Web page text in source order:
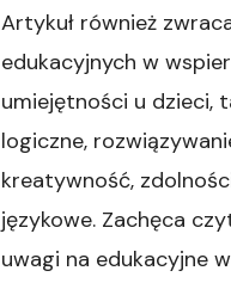
Artykuł również
edukacyjnych w
umiejętności u dzieci,
logiczne,
kreatywność,
językowe. Zachęca
uwagi na edukacyjne